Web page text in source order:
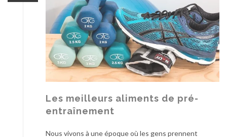
Les meilleurs aliments de pré-
entraînement
Nous vivons à une époque où les gens prennent